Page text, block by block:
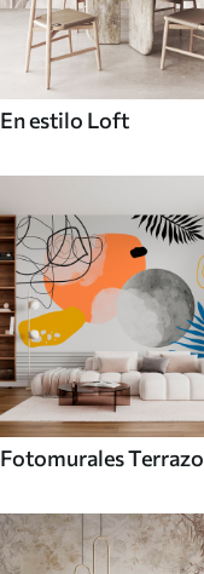
En estilo Loft
Fotomurales Terrazo